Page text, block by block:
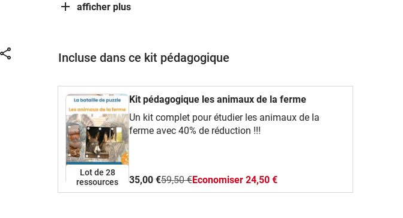
afficher plus
Incluse dans ce kit pédagogique
Lot de 28
ressources
Kit pédagogique les animaux de la ferme
Un kit complet pour étudier les animaux de la
ferme avec 40% de réduction !!!
35,00 €59,50 €Economiser 24,50 €